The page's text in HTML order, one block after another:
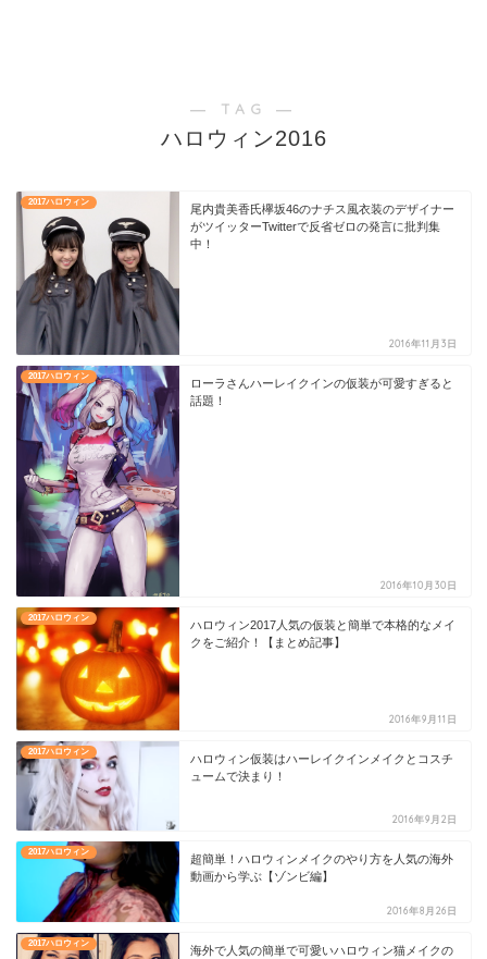
― TAG ―
ハロウィン2016
2017ハロウィン
尾内貴美香氏欅坂46のナチス風衣装のデザイナー
がツイッターTwitterで反省ゼロの発言に批判集
中！
2016年11月3日
2017ハロウィン
ローラさんハーレイクインの仮装が可愛すぎると
話題！
2016年10月30日
2017ハロウィン
ハロウィン2017人気の仮装と簡単で本格的なメイ
クをご紹介！【まとめ記事】
2016年9月11日
2017ハロウィン
ハロウィン仮装はハーレイクインメイクとコスチ
ュームで決まり！
2016年9月2日
2017ハロウィン
超簡単！ハロウィンメイクのやり方を人気の海外
動画から学ぶ【ゾンビ編】
2016年8月26日
2017ハロウィン
海外で人気の簡単で可愛いハロウィン猫メイクの